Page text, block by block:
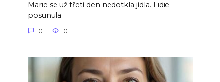
Marie se už třetí den nedotkla jídla. Lidie
posunula
0 0